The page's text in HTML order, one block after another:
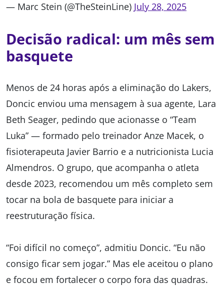
— Marc Stein (@TheSteinLine) July 28, 2025
Decisão radical: um mês sem
basquete
Menos de 24 horas após a eliminação do Lakers,
Doncic enviou uma mensagem à sua agente, Lara
Beth Seager, pedindo que acionasse o “Team
Luka” — formado pelo treinador Anze Macek, o
fisioterapeuta Javier Barrio e a nutricionista Lucia
Almendros. O grupo, que acompanha o atleta
desde 2023, recomendou um mês completo sem
tocar na bola de basquete para iniciar a
reestruturação física.
“Foi difícil no começo”, admitiu Doncic. “Eu não
consigo ficar sem jogar.” Mas ele aceitou o plano
e focou em fortalecer o corpo fora das quadras.